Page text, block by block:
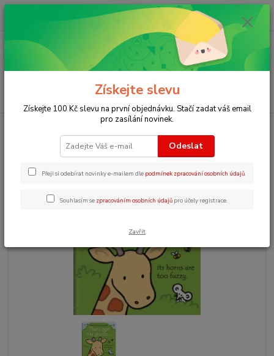
Menu
ks
0 Kč
Dotykové knihy pro děti v angličtině
That´s not my giraffe
Získejte slevu
Získejte 100 Kč slevu na první objednávku. Stačí zadat váš email
pro zasílání novinek.
Odeslat
Přeji si odebírat novinky e-mailem dle podmínek zpracování osobních údajů.
Souhlasím se zpracováním osobních údajů pro účely registrace.
Zavřít